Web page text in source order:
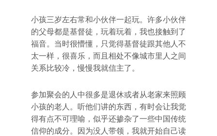
小孩三岁左右常和小伙伴一起玩。许多小伙伴
的父母都是基督徒，玩着玩着，我也接触到了
福音。当时很懵懂，只觉得基督徒跟其他人不
太一样，很喜乐，而且相处不像城市里人之间
关系比较冷，慢慢我就信主了。
参加聚会的人中很多是退休或者从老家来照顾
小孩的老人。听他们讲的东西，有时会让我觉
得有点不可理喻，似乎还掺杂了一些中国传统
信仰的成分。因为没人带领，我就开始自己读